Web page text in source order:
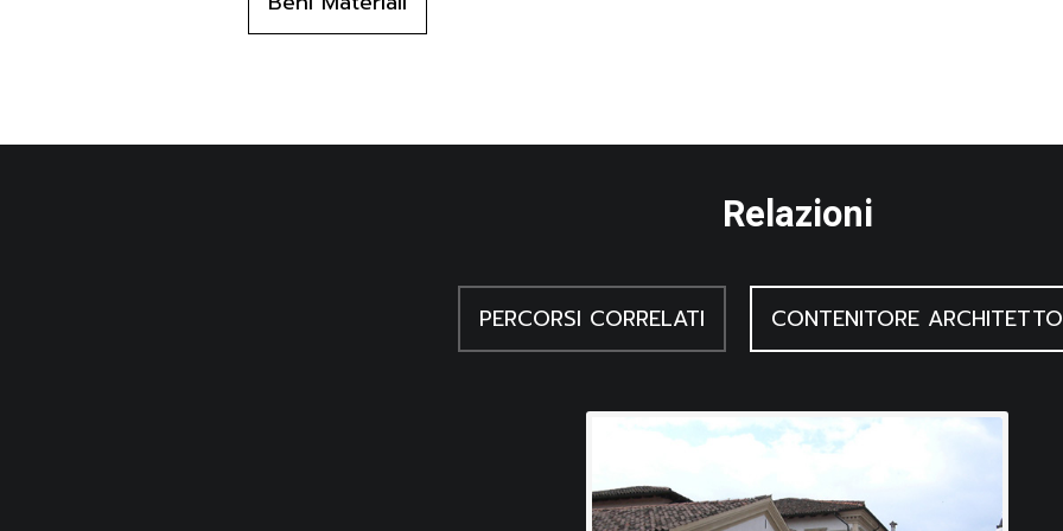
Un imprest, Un imprest, una storia, una gota di vita, s.l. s. d.
Relazioni
PERCORSI CORRELATI CONTENITORE